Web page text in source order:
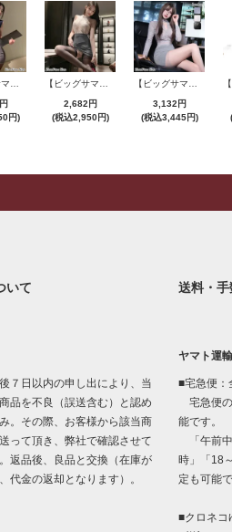
円)
2,682円
(税込2,950円)
3,132円
(税込3,445円)
いて
７日以内の申し出により、当
品を不良（誤送含む）と認め
。その際、お客様から該当商
って頂き、弊社で確認させて
返品後、良品と交換（在庫が
代金の返却となります）。
送料・
ヤマト運
■宅急便：
宅急便
能です。
「午前
時」「18
定も可能で
■クロネコ